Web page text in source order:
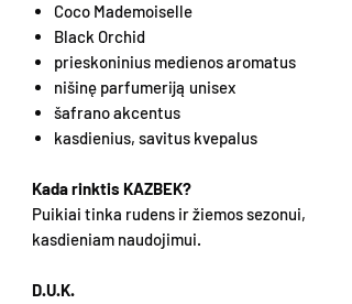
Coco Mademoiselle
Black Orchid
prieskoninius medienos aromatus
nišinę parfumeriją unisex
šafrano akcentus
kasdienius, savitus kvepalus
Kada rinktis KAZBEK?
Puikiai tinka rudens ir žiemos sezonui,
kasdieniam naudojimui.
D.U.K.